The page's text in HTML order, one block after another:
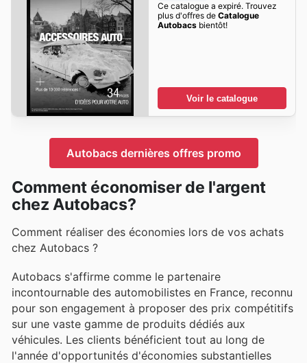
Ce catalogue a expiré. Trouvez
plus d'offres de Catalogue
Autobacsbientôt!
Voir le catalogue
Autobacs dernières offres promo
Comment économiser de l'argent
chez Autobacs?
Comment réaliser des économies lors de vos achats
chez Autobacs ?
Autobacs s'affirme comme le partenaire
incontournable des automobilistes en France, reconnu
pour son engagement à proposer des prix compétitifs
sur une vaste gamme de produits dédiés aux
véhicules. Les clients bénéficient tout au long de
l'année d'opportunités d'économies substantielles